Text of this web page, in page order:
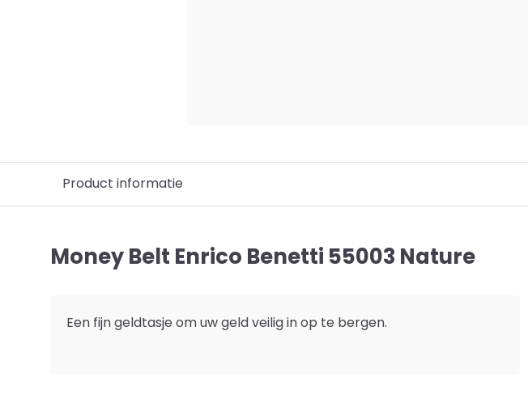
Product informatie
Money Belt Enrico Benetti 55003 Nature
Een fijn geldtasje om uw geld veilig in op te bergen.